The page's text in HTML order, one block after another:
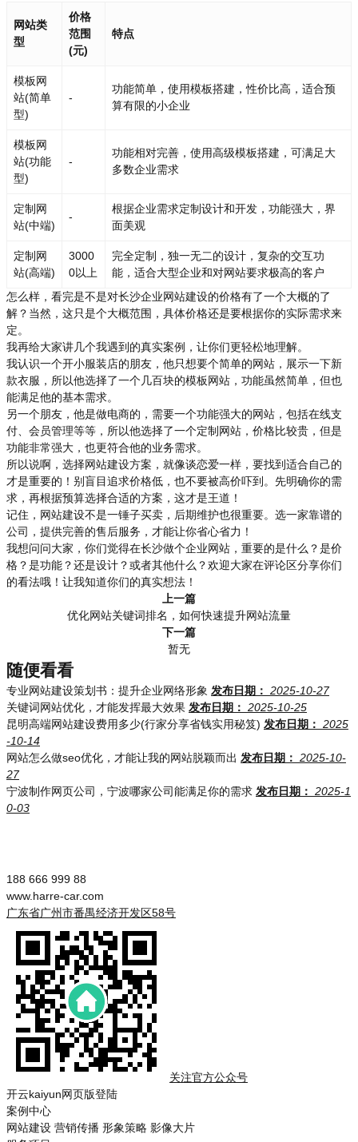
网站类
型
价格
范围
(元)
特点
模板网
站(简单
型)
-
功能简单，使用模板搭建，性价比高，适合预
算有限的小企业
模板网
站(功能
型)
-
功能相对完善，使用高级模板搭建，可满足大
多数企业需求
定制网
站(中端)
-
根据企业需求定制设计和开发，功能强大，界
面美观
定制网
站(高端)
3000
0以上
完全定制，独一无二的设计，复杂的交互功
能，适合大型企业和对网站要求极高的客户
怎么样，看完是不是对长沙企业网站建设的价格有了一个大概的了
解？当然，这只是个大概范围，具体价格还是要根据你的实际需求来
定。
我再给大家讲几个我遇到的真实案例，让你们更轻松地理解。
我认识一个开小服装店的朋友，他只想要个简单的网站，展示一下新
款衣服，所以他选择了一个几百块的模板网站，功能虽然简单，但也
能满足他的基本需求。
另一个朋友，他是做电商的，需要一个功能强大的网站，包括在线支
付、会员管理等等，所以他选择了一个定制网站，价格比较贵，但是
功能非常强大，也更符合他的业务需求。
所以说啊，选择网站建设方案，就像谈恋爱一样，要找到适合自己的
才是重要的！别盲目追求价格低，也不要被高价吓到。先明确你的需
求，再根据预算选择合适的方案，这才是王道！
记住，网站建设不是一锤子买卖，后期维护也很重要。选一家靠谱的
公司，提供完善的售后服务，才能让你省心省力！
我想问问大家，你们觉得在长沙做个企业网站，重要的是什么？是价
格？是功能？还是设计？或者其他什么？欢迎大家在评论区分享你们
的看法哦！让我知道你们的真实想法！
上一篇
优化网站关键词排名，如何快速提升网站流量
下一篇
暂无
随便看看
专业网站建设策划书：提升企业网络形象 发布日期： 2025-10-27
关键词网站优化，才能发挥最大效果 发布日期： 2025-10-25
昆明高端网站建设费用多少(行家分享省钱实用秘笈) 发布日期： 2025
-10-14
网站怎么做seo优化，才能让我的网站脱颖而出 发布日期： 2025-10-
27
宁波制作网页公司，宁波哪家公司能满足你的需求 发布日期： 2025-1
0-03
188 666 999 88
www.harre-car.com
广东省广州市番禺经济开发区58号
关注官方公众号
开云kaiyun网页版登陆
案例中心
网站建设 营销传播 形象策略 影像大片